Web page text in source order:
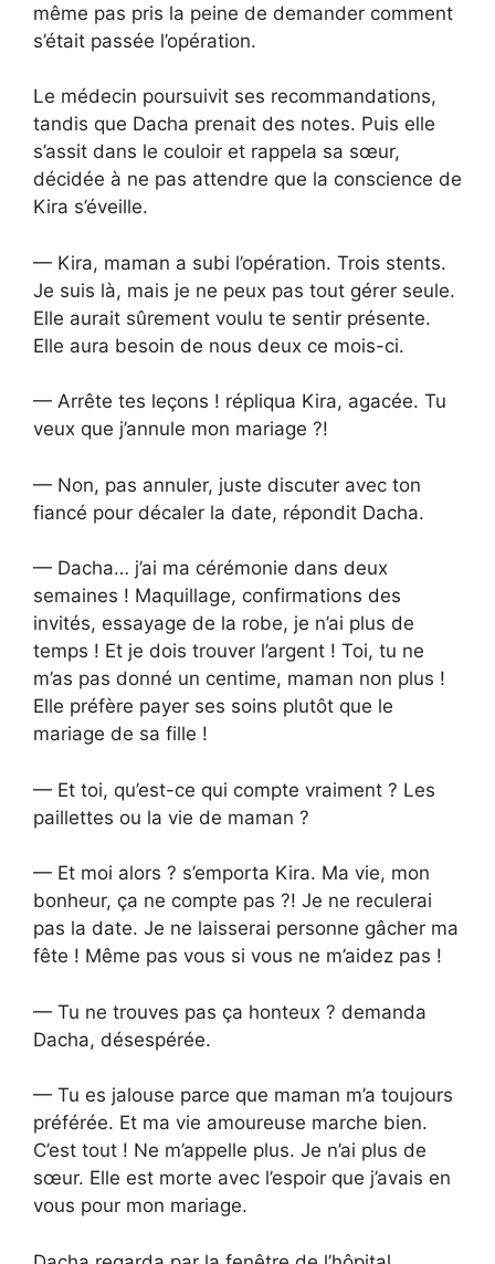
même pas pris la peine de demander comment
s’était passée l’opération.
Le médecin poursuivit ses recommandations,
tandis que Dacha prenait des notes. Puis elle
s’assit dans le couloir et rappela sa sœur,
décidée à ne pas attendre que la conscience de
Kira s’éveille.
— Kira, maman a subi l’opération. Trois stents.
Je suis là, mais je ne peux pas tout gérer seule.
Elle aurait sûrement voulu te sentir présente.
Elle aura besoin de nous deux ce mois-ci.
— Arrête tes leçons ! répliqua Kira, agacée. Tu
veux que j’annule mon mariage ?!
— Non, pas annuler, juste discuter avec ton
fiancé pour décaler la date, répondit Dacha.
— Dacha… j’ai ma cérémonie dans deux
semaines ! Maquillage, confirmations des
invités, essayage de la robe, je n’ai plus de
temps ! Et je dois trouver l’argent ! Toi, tu ne
m’as pas donné un centime, maman non plus !
Elle préfère payer ses soins plutôt que le
mariage de sa fille !
— Et toi, qu’est-ce qui compte vraiment ? Les
paillettes ou la vie de maman ?
— Et moi alors ? s’emporta Kira. Ma vie, mon
bonheur, ça ne compte pas ?! Je ne reculerai
pas la date. Je ne laisserai personne gâcher ma
fête ! Même pas vous si vous ne m’aidez pas !
— Tu ne trouves pas ça honteux ? demanda
Dacha, désespérée.
— Tu es jalouse parce que maman m’a toujours
préférée. Et ma vie amoureuse marche bien.
C’est tout ! Ne m’appelle plus. Je n’ai plus de
sœur. Elle est morte avec l’espoir que j’avais en
vous pour mon mariage.